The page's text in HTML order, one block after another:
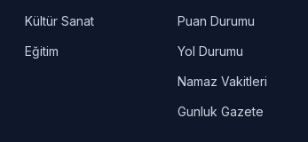
Kültür Sanat
Eğitim
Puan Durumu
Yol Durumu
Namaz Vakitleri
Gunluk Gazete